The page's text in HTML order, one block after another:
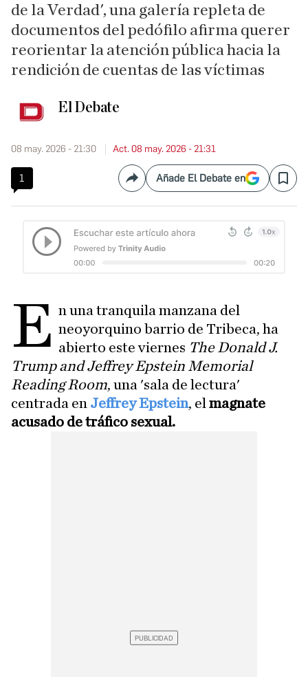
de la Verdad', una galería repleta de
documentos del pedófilo afirma querer
reorientar la atención pública hacia la
rendición de cuentas de las víctimas
El Debate
08 may. 2026 - 21:30 Act. 08 may. 2026 - 21:31
1 CompartirAñade El Debate en Save
E n una tranquila manzana del
neoyorquino barrio de Tribeca, ha
abierto este viernes The Donald J.
Trump and Jeffrey Epstein Memorial
Reading Room, una 'sala de lectura'
centrada en Jeffrey Epstein, el magnate
acusado de tráfico sexual.